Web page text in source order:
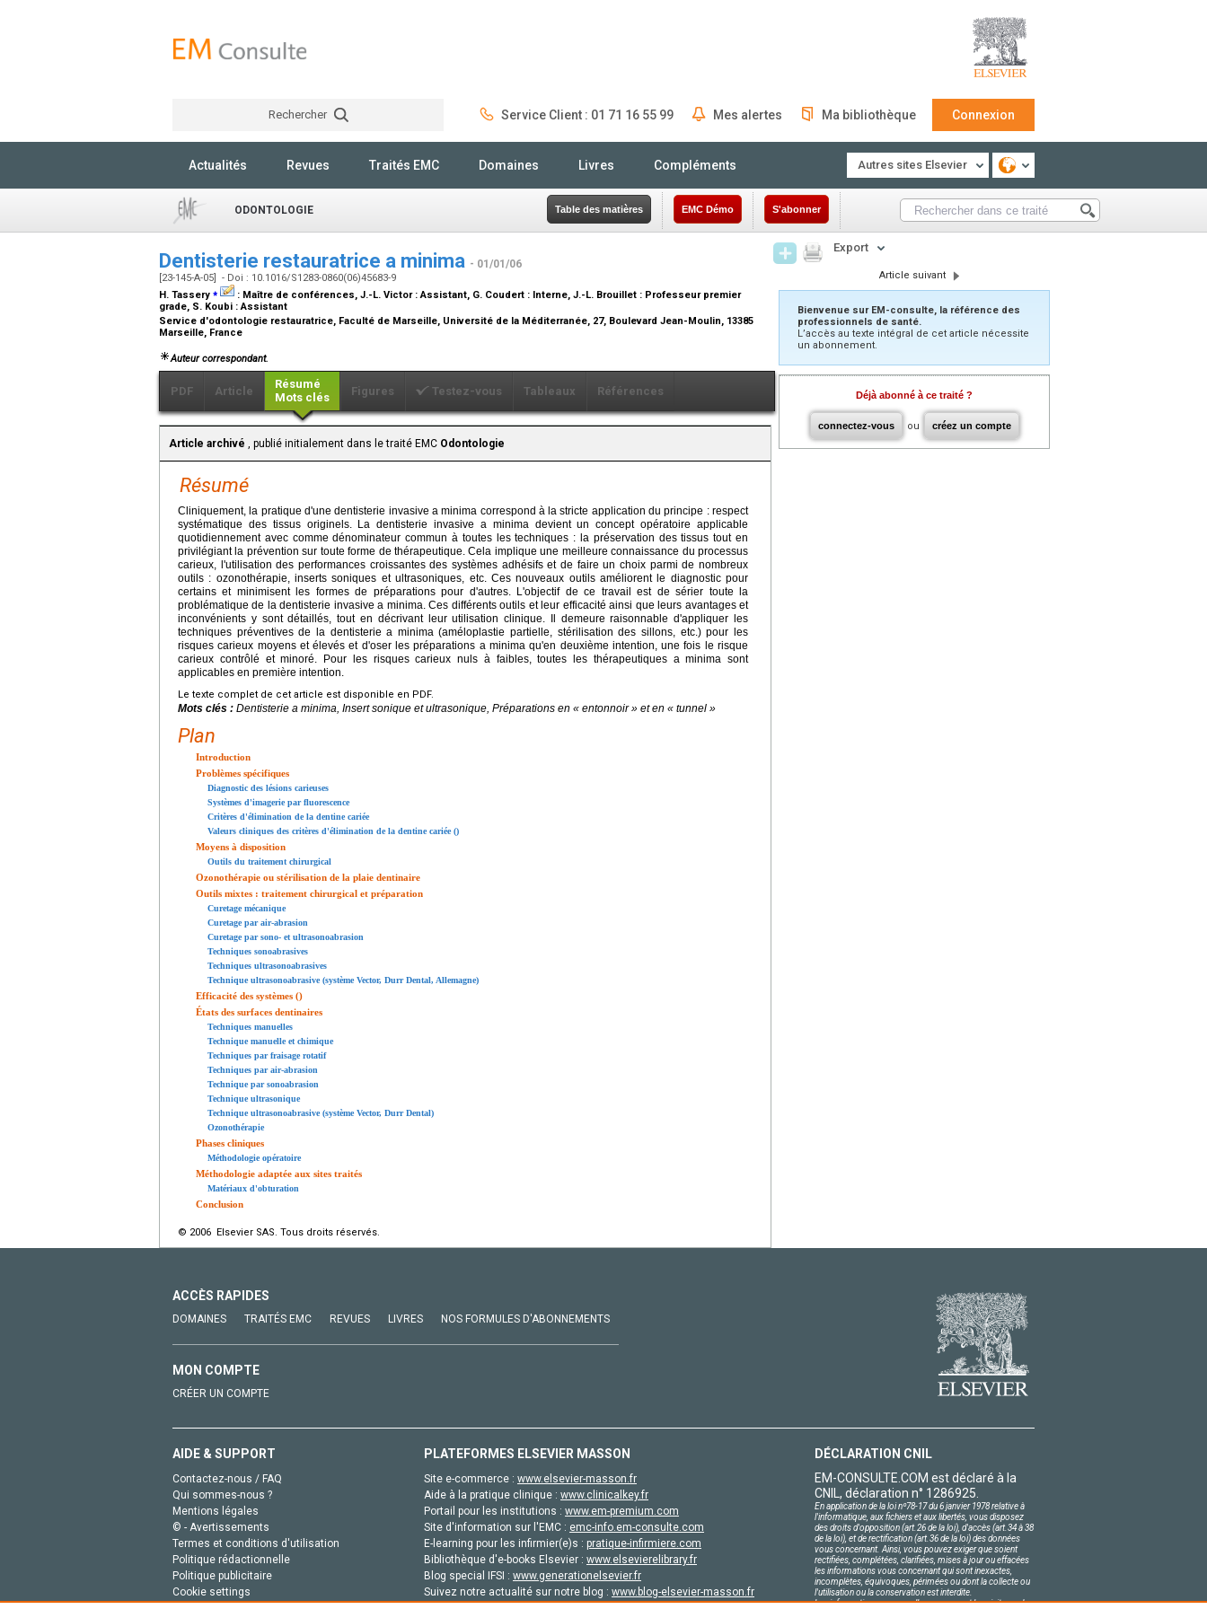
Rechercher Service Client : 01 71 16 55 99 Mes alertes Ma bibliothèque Connexion
Actualités Revues Traités EMC Domaines Livres Compléments Autres sites Elsevier
ODONTOLOGIE Table des matières EMC Démo S'abonner
Dentisterie restauratrice a minima - 01/01/06
[23-145-A-05] - Doi : 10.1016/S1283-0860(06)45683-9
H. Tassery ⁎ : Maître de conférences, J.-L. Victor :Assistant, G. Coudert : Interne, J.-L. Brouillet : Professeur premier
grade, S. Koubi :Assistant
Service d'odontologie restauratrice, Faculté de Marseille, Université de la Méditerranée, 27, Boulevard Jean-Moulin, 13385
Marseille, France
Auteur correspondant.
PDF Article
Résumé
Mots clés
Figures Testez-vous Tableaux Références
Article archivé , publié initialement dans le traité EMC Odontologie
Résumé
Cliniquement, la pratique d'une dentisterie invasive a minima correspond à la stricte application du principe : respect
systématique des tissus originels. La dentisterie invasive a minima devient un concept opératoire applicable
quotidiennement avec comme dénominateur commun à toutes les techniques : la préservation des tissus tout en
privilégiant la prévention sur toute forme de thérapeutique. Cela implique une meilleure connaissance du processus
carieux, l'utilisation des performances croissantes des systèmes adhésifs et de faire un choix parmi de nombreux
outils : ozonothérapie, inserts soniques et ultrasoniques, etc. Ces nouveaux outils améliorent le diagnostic pour
certains et minimisent les formes de préparations pour d'autres. L'objectif de ce travail est de sérier toute la
problématique de la dentisterie invasive a minima. Ces différents outils et leur efficacité ainsi que leurs avantages et
inconvénients y sont détaillés, tout en décrivant leur utilisation clinique. Il demeure raisonnable d'appliquer les
techniques préventives de la dentisterie a minima (améloplastie partielle, stérilisation des sillons, etc.) pour les
risques carieux moyens et élevés et d'oser les préparations a minima qu'en deuxième intention, une fois le risque
carieux contrôlé et minoré. Pour les risques carieux nuls à faibles, toutes les thérapeutiques a minima sont
applicables en première intention.
Le texte complet de cet article est disponible en PDF.
Mots clés : Dentisterie a minima, Insert sonique et ultrasonique, Préparations en « entonnoir » et en « tunnel »
Plan
Introduction
Problèmes spécifiques
Diagnostic des lésions carieuses
Systèmes d'imagerie par fluorescence
Critères d'élimination de la dentine cariée
Valeurs cliniques des critères d'élimination de la dentine cariée ()
Moyens à disposition
Outils du traitement chirurgical
Ozonothérapie ou stérilisation de la plaie dentinaire
Outils mixtes : traitement chirurgical et préparation
Curetage mécanique
Curetage par air-abrasion
Curetage par sono- et ultrasonoabrasion
Techniques sonoabrasives
Techniques ultrasonoabrasives
Technique ultrasonoabrasive (système Vector, Durr Dental, Allemagne)
Efficacité des systèmes ()
États des surfaces dentinaires
Techniques manuelles
Technique manuelle et chimique
Techniques par fraisage rotatif
Techniques par air-abrasion
Technique par sonoabrasion
Technique ultrasonique
Technique ultrasonoabrasive (système Vector, Durr Dental)
Ozonothérapie
Phases cliniques
Méthodologie opératoire
Méthodologie adaptée aux sites traités
Matériaux d'obturation
Conclusion
© 2006 Elsevier SAS. Tous droits réservés.
Export
Article suivant
Bienvenue sur EM-consulte, la référence des
professionnels de santé.
L’accès au texte intégral de cet article nécessite
un abonnement.
Déjà abonné à ce traité ?
connectez-vous ou créez un compte
ACCÈS RAPIDES
DOMAINES TRAITÉS EMC REVUES LIVRES NOS FORMULES D'ABONNEMENTS
MON COMPTE
CRÉER UN COMPTE
AIDE & SUPPORT
Contactez-nous / FAQ
Qui sommes-nous ?
Mentions légales
© - Avertissements
Termes et conditions d'utilisation
Politique rédactionnelle
Politique publicitaire
Cookie settings
PLATEFORMES ELSEVIER MASSON
Site e-commerce : www.elsevier-masson.fr
Aide à la pratique clinique : www.clinicalkey.fr
Portail pour les institutions : www.em-premium.com
Site d'information sur l'EMC : emc-info.em-consulte.com
E-learning pour les infirmier(e)s : pratique-infirmiere.com
Bibliothèque d'e-books Elsevier : www.elsevierelibrary.fr
Blog special IFSI : www.generationelsevier.fr
Suivez notre actualité sur notre blog : www.blog-elsevier-masson.fr
DÉCLARATION CNIL
EM-CONSULTE.COM est déclaré à la
CNIL, déclaration n° 1286925.
En application de la loi nº78-17 du 6 janvier 1978 relative à
l'informatique, aux fichiers et aux libertés, vous disposez
des droits d'opposition (art.26 de la loi), d'accès (art.34 à 38
de la loi), et de rectification (art.36 de la loi) des données
vous concernant. Ainsi, vous pouvez exiger que soient
rectifiées, complétées, clarifiées, mises à jour ou effacées
les informations vous concernant qui sont inexactes,
incomplètes, équivoques, périmées ou dont la collecte ou
l'utilisation ou la conservation est interdite.
Les informations personnelles concernant les visiteurs de